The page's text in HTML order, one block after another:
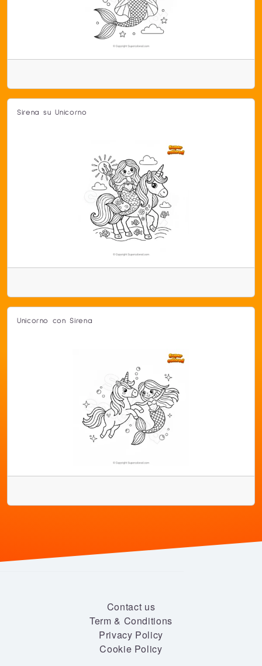
Sirena su Unicorno
Unicorno con Sirena
Contact us
Term & Conditions
Privacy Policy
Cookie Policy